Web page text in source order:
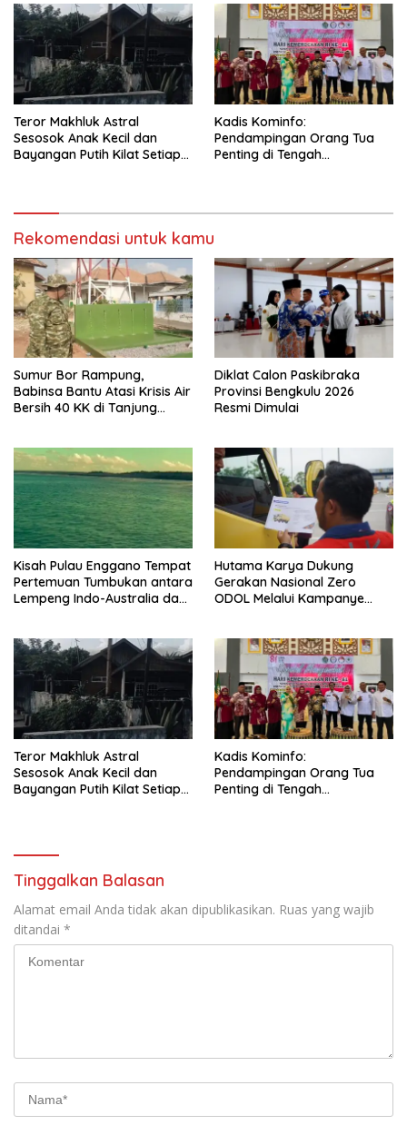
Terjadi Pelepasan Energi
Mendadak Potensi Gempa
8.4 SR dan Picu Tsunami 15
Meter
Teror Makhluk Astral
Sesosok Anak Kecil dan
Bayangan Putih Kilat Setiap
Kadis Kominfo:
Pendampingan Orang Tua
Penting di Tengah
Rekomendasi untuk kamu
Sumur Bor Rampung,
Babinsa Bantu Atasi Krisis Air
Bersih 40 KK di Tanjung
Diklat Calon Paskibraka
Provinsi Bengkulu 2026
Resmi Dimulai
Kisah Pulau Enggano Tempat
Pertemuan Tumbukan antara
Lempeng Indo-Australia dan
Terjadi Pelepasan Energi
Mendadak Potensi Gempa
8.4 SR dan Picu Tsunami 15
Meter
Hutama Karya Dukung
Gerakan Nasional Zero
ODOL Melalui Kampanye
Teror Makhluk Astral
Sesosok Anak Kecil dan
Bayangan Putih Kilat Setiap
Kadis Kominfo:
Pendampingan Orang Tua
Penting di Tengah
Tinggalkan Balasan
Alamat email Anda tidak akan dipublikasikan. Ruas yang wajib
ditandai *